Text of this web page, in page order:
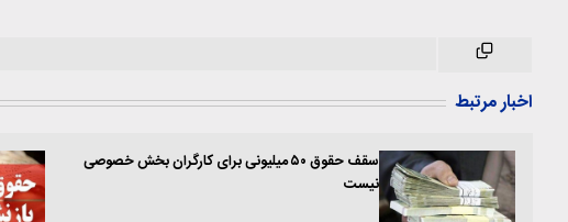
اخبار مرتبط
سقف حقوق ۵۰ میلیونی برای کارگران بخش خصوصی
نیست